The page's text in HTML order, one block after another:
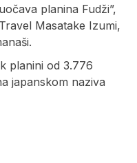
planina Fudži”,
Masatake Izumi,
planini od 3.776
japanskom naziva